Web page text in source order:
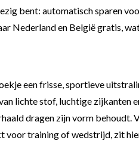
bent: automatisch sparen
Nederland en België gratis,
een frisse, sportieve
lichte stof, luchtige
dragen zijn vorm
training of wedstrijd, zit